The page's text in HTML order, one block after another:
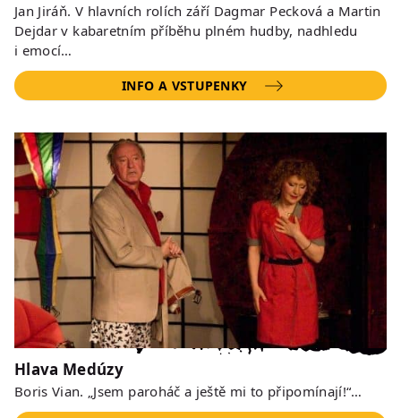
Jan Jiráň. V hlavních rolích září Dagmar Pecková a Martin
Dejdar v kabaretním příběhu plném hudby, nadhledu
i emocí…
INFO A VSTUPENKY
Hlava Medúzy
Boris Vian. „Jsem paroháč a ještě mi to připomínají!“…